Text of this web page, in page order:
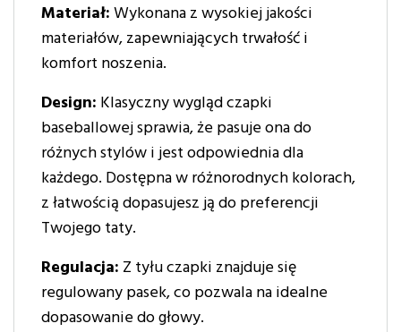
Materiał:Wykonana z wysokiej jakości
materiałów, zapewniających trwałość i
komfort noszenia.
Design: Klasyczny wygląd czapki
baseballowej sprawia, że pasuje ona do
różnych stylów i jest odpowiednia dla
każdego. Dostępna w różnorodnych kolorach,
z łatwością dopasujesz ją do preferencji
Twojego taty.
Regulacja: Z tyłu czapki znajduje się
regulowany pasek, co pozwala na idealne
dopasowanie do głowy.